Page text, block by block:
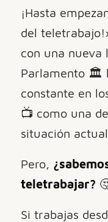
¡Hasta
del
con una nueva
Parlamento 🏛️
constante en
📺 como una
situación
Pero,
teletrabajar?
Si trabajas